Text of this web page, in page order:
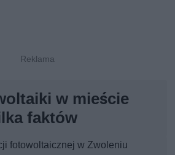
w mieście
faktów
fotowoltaicznej w Zwoleniu